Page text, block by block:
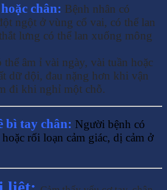
chân: Bệnh nhân có
ngột ở vùng cổ vai, có thể lan
lưng có thể lan xuống mông
thể âm ỉ vài ngày, vài tuần hoặc
dữ dội, đau nặng hơn khi vận
đi khi nghỉ một chỗ.
bì tay chân: Người bệnh có
rối loạn cảm giác, dị cảm ở